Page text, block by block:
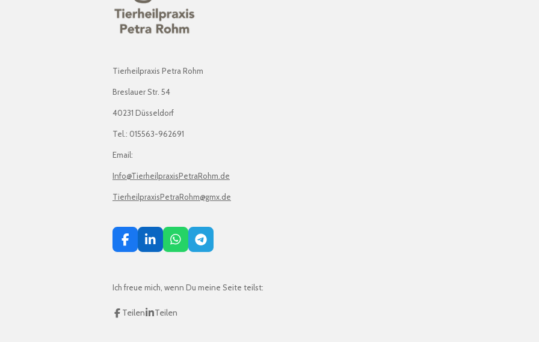
Tierheilpraxis Petra Rohm
Breslauer Str. 54
40231 Düsseldorf
Tel.: 015563-962691
Email:
Info@TierheilpraxisPetraRohm.de
TierheilpraxisPetraRohm@gmx.de
F
a
b
o
L
i
e
I
W
h
s
p
T
e
g
Ich freue mich, wenn Du meine Seite teilst:
Teilen Teilen